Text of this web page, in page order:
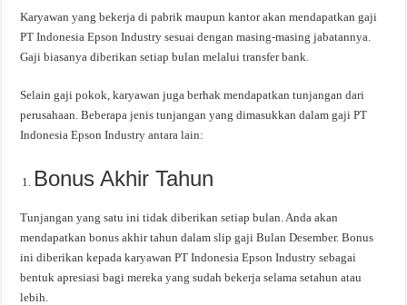
Karyawan yang bekerja di pabrik maupun kantor akan mendapatkan gaji
PT Indonesia Epson Industry sesuai dengan masing-masing jabatannya.
Gaji biasanya diberikan setiap bulan melalui transfer bank.
Selain gaji pokok, karyawan juga berhak mendapatkan tunjangan dari
perusahaan. Beberapa jenis tunjangan yang dimasukkan dalam gaji PT
Indonesia Epson Industry antara lain:
Bonus Akhir Tahun
Tunjangan yang satu ini tidak diberikan setiap bulan. Anda akan
mendapatkan bonus akhir tahun dalam slip gaji Bulan Desember. Bonus
ini diberikan kepada karyawan PT Indonesia Epson Industry sebagai
bentuk apresiasi bagi mereka yang sudah bekerja selama setahun atau
lebih.